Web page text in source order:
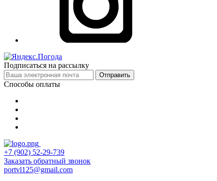
Подписаться на рассылку
Отправить
Способы оплаты
+7 (902) 52-29-739
Заказать обратный звонок
portvl125@gmail.com